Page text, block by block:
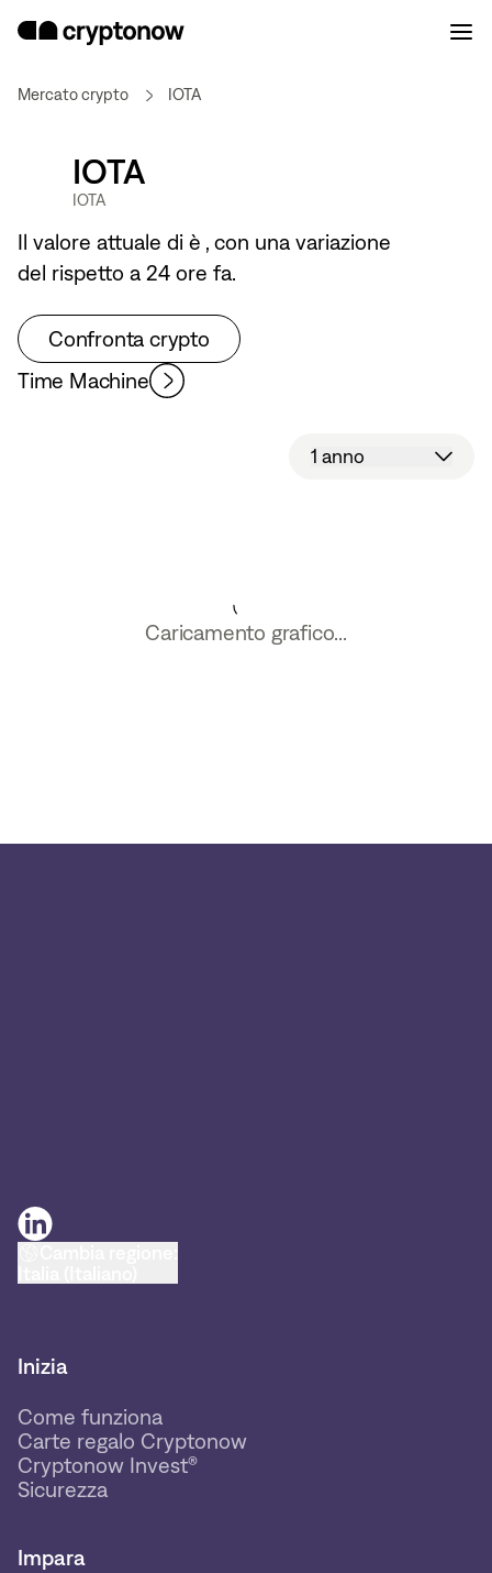
Mercato crypto IOTA
IOTA
IOTA
Il valore attuale di è , con una variazione
del rispetto a 24 ore fa.
Confronta crypto
Time Machine
1 anno
Caricamento grafico...
Inizia
Come funziona
Carte regalo Cryptonow
Cryptonow Invest®
Sicurezza
Impara